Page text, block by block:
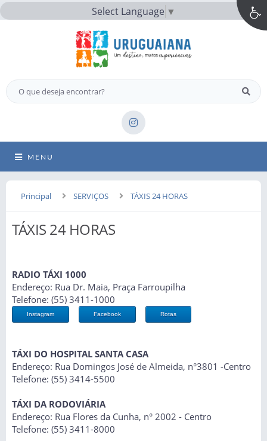
Select Language ▼
MENU
Principal SERVIÇOS TÁXIS 24 HORAS
TÁXIS 24 HORAS
RADIO TÁXI 1000
Endereço: Rua Dr. Maia, Praça Farroupilha
Telefone: (55) 3411-1000
Instagram Facebook Rotas
TÁXI DO HOSPITAL SANTA CASA
Endereço: Rua Domingos José de Almeida, n°3801 -Centro
Telefone: (55) 3414-5500
TÁXI DA RODOVIÁRIA
Endereço: Rua Flores da Cunha, n° 2002 - Centro
Telefone: (55) 3411-8000